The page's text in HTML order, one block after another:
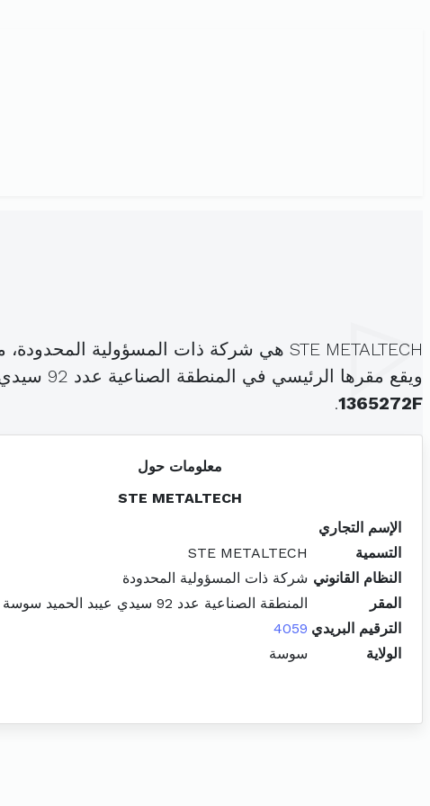
STE METALTECH هي شركة ذات المسؤولية المحدودة، مسجلة تحت الهوية
ويقع مقرها الرئيسي في المنطقة الصناعية عدد 92 سيدي عيبد الحميد سوسة المدينة (
1365272F
.
معلومات حول
STE METALTECH
الإسم التجاري
التسمية
STE METALTECH
النظام القانوني شركة ذات المسؤولية المحدودة
المقر
المنطقة الصناعية عدد 92 سيدي عيبد الحميد سوسة المدينة
الترقيم البريدي 4059
الولاية
سوسة